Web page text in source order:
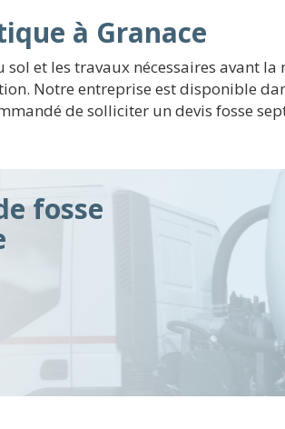
à Granace
et les travaux nécessaires avant la
Notre entreprise est disponible
de solliciter un devis fosse
fosse